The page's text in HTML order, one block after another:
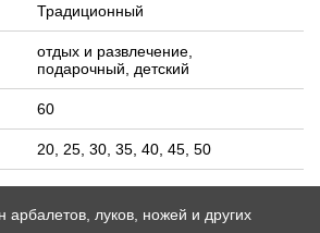
Традиционный
отдых и развлечение,
подарочный, детский
60
20, 25, 30, 35, 40, 45, 50
луков, ножей и других